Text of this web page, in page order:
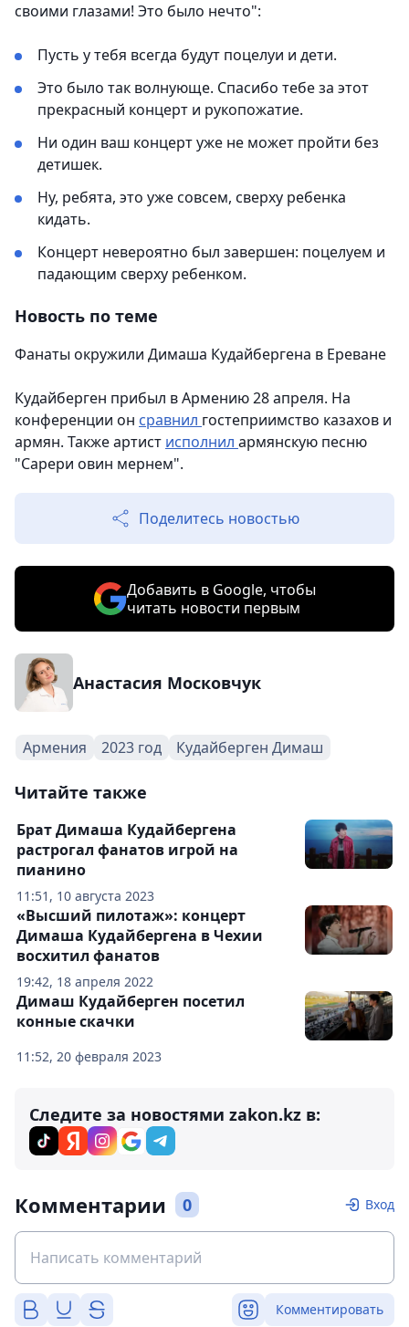
своими глазами! Это было нечто":
Пусть у тебя всегда будут поцелуи и дети.
Это было так волнующе. Спасибо тебе за этот
прекрасный концерт и рукопожатие.
Ни один ваш концерт уже не может пройти без
детишек.
Ну, ребята, это уже совсем, сверху ребенка
кидать.
Концерт невероятно был завершен: поцелуем и
падающим сверху ребенком.
Новость по теме
Фанаты окружили Димаша Кудайбергена в Ереване
Кудайберген прибыл в Армению 28 апреля. На
конференции он сравнил гостеприимство казахов и
армян. Также артист исполнил армянскую песню
"Сарери овин мернем".
Поделитесь новостью
Добавить в Google, чтобы
читать новости первым
Анастасия Московчук
Армения 2023 год Кудайберген Димаш
Читайте также
11:51, 10 августа 2023
Брат Димаша Кудайбергена
растрогал фанатов игрой на
пианино
19:42, 18 апреля 2022
«Высший пилотаж»: концерт
Димаша Кудайбергена в Чехии
восхитил фанатов
11:52, 20 февраля 2023
Димаш Кудайберген посетил
конные скачки
Следите за новостями zakon.kz в:
Комментарии 0 Вход
Комментировать